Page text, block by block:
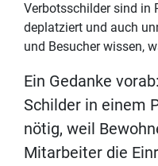
Verbotsschilder sind in
deplatziert und auch
und Besucher
Ein Gedanke
Schilder in einem
nötig, weil
Mitarbeiter die